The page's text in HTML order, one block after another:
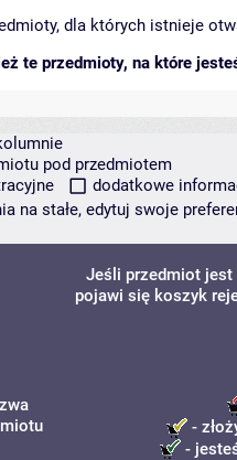
dla których istnieje
te przedmioty, na które
pod przedmiotem
dodatkowe
na stałe, edytuj swoje
Jeśli przedmiot jest
pojawi się koszyk
-
-